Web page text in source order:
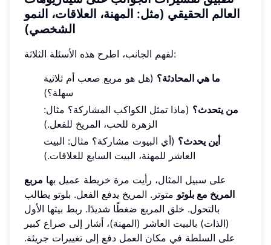
العالم الحقيقي (مثل: المهنة، العلاقات، النمو
الشخصي)
لفهم الجانب، اطرح هذه الأسئلة الثلاثة:
ما هي المحادثة؟ (هل هو مربع صعب أم ثلاثية
سهلة؟)
من يتحدث؟ (ماذا تمثل الكواكب المشاركة؟ مثال:
الزهرة للحب، المريخ للفعل.)
أين يحدث؟ (أي البيوت مشاركة؟ مثال: البيت
العاشر للمهنة، البيت السابع للعلاقات.)
على سبيل المثال، رأيت مرة خريطة عميل بها مربع
المريخ مع بلوتو متوتر. المريخ يدفع الفعل. بلوتو يطالب
بالتحول. خلق المربع ضغطًا شديدًا. ربط بيتها الأول
(الذات) بالبيت العاشر (المهنة)، أشار إلى صراع كبير
على السلطة في مكان العمل دفع إلى تغييرات جريئة.